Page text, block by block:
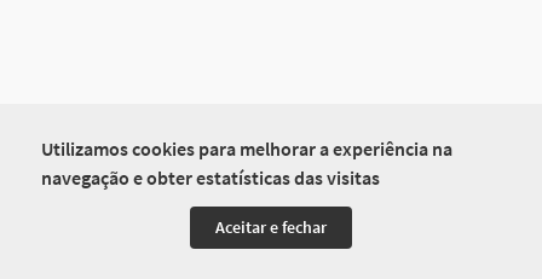
Utilizamos cookies para melhorar a experiência na
navegação e obter estatísticas das visitas
Aceitar e fechar